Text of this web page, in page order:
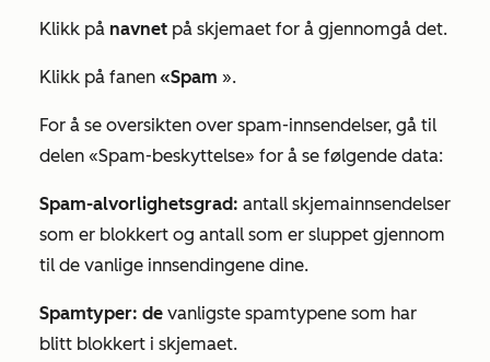
Klikk på navnet på skjemaet for å gjennomgå det.
Klikk på fanen «Spam ».
For å se oversikten over spam-innsendelser, gå til
delen «Spam-beskyttelse» for å se følgende data:
Spam-alvorlighetsgrad: antall skjemainnsendelser
som er blokkert og antall som er sluppet gjennom
til de vanlige innsendingene dine.
Spamtyper: de vanligste spamtypene som har
blitt blokkert i skjemaet.